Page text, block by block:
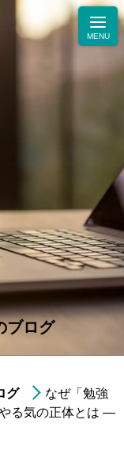
ブログ
グ
なぜ「勉強
る気の正体とは ―